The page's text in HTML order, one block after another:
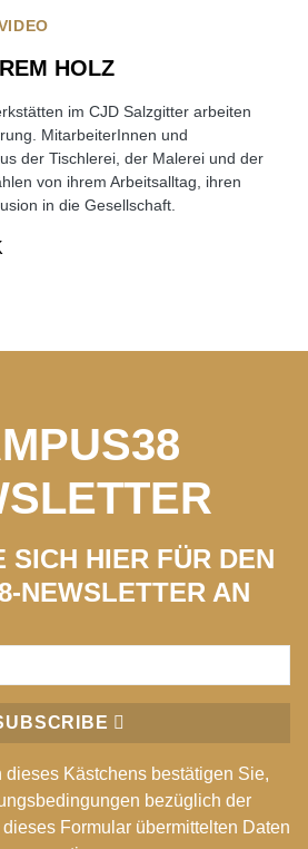
HOLZ
im CJD Salzgitter arbeiten
MitarbeiterInnen und
der Tischlerei, der Malerei und der
von ihrem Arbeitsalltag, ihren
in die Gesellschaft.
SICH HIER FÜR DEN
NEWSLETTER AN
dieses Kästchens bestätigen Sie,
bezüglich der
Formular übermittelten Daten